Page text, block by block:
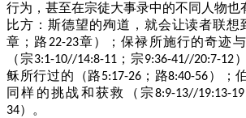
行为，甚至在宗徒大事录中的不同人物也
比方：斯德望的殉道，就会让读者联想
章；路22-23章）；保禄所施行的奇迹
（宗3:1-10//14:8-11 ；宗9:36-41//20:7-12
稣所行过的（路5:17-26；路8:40-56）；
同样的挑战和获救（宗8:9-13//19:13-19
34）。